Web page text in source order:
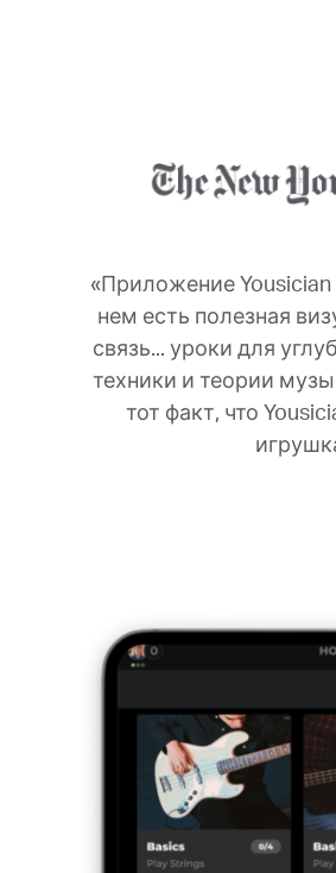
«Приложение Yousician
нем есть полезная
связь... уроки для
техники и теории
тот факт, что